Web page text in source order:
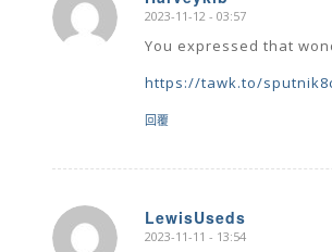
says:
2023-11-12 - 03:57
You expressed that
https://tawk.to/
回覆
LewisUseds
says:
2023-11-11 - 13:54